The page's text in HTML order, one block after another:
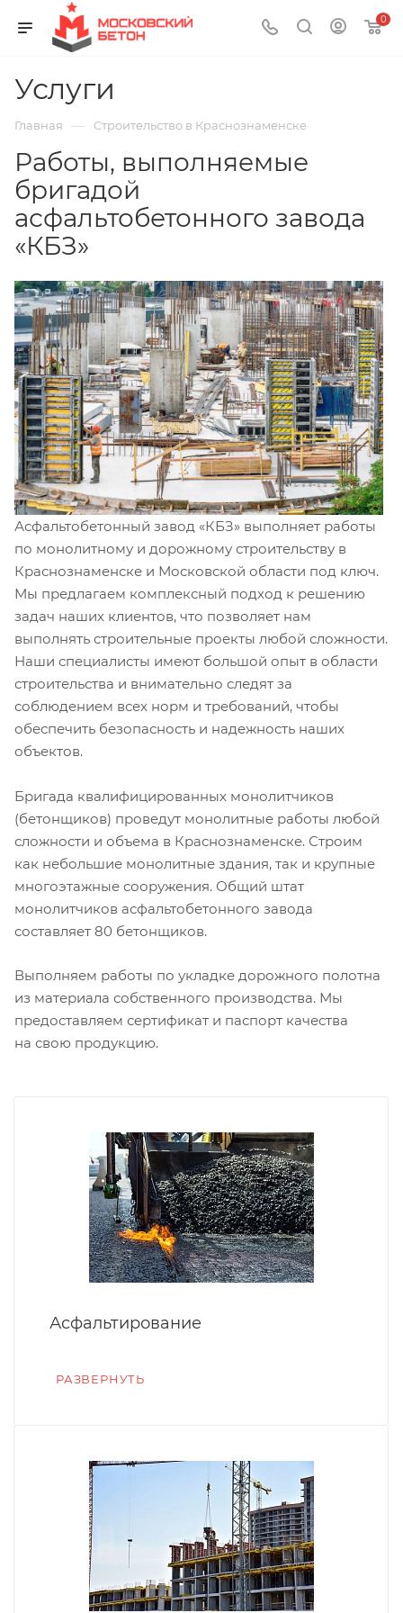
0
Услуги
Главная — Строительство в Краснознаменске
Работы, выполняемые
бригадой
асфальтобетонного завода
«КБЗ»
Асфальтобетонный завод «КБЗ» выполняет работы
по монолитному и дорожному строительству в
Краснознаменске и Московской области под ключ.
Мы предлагаем комплексный подход к решению
задач наших клиентов, что позволяет нам
выполнять строительные проекты любой сложности.
Наши специалисты имеют большой опыт в области
строительства и внимательно следят за
соблюдением всех норм и требований, чтобы
обеспечить безопасность и надежность наших
объектов.
Бригада квалифицированных монолитчиков
(бетонщиков) проведут монолитные работы любой
сложности и объема в Краснознаменске. Строим
как небольшие монолитные здания, так и крупные
многоэтажные сооружения. Общий штат
монолитчиков асфальтобетонного завода
составляет 80 бетонщиков.
Выполняем работы по укладке дорожного полотна
из материала собственного производства. Мы
предоставляем сертификат и паспорт качества
на свою продукцию.
Асфальтирование
РАЗВЕРНУТЬ